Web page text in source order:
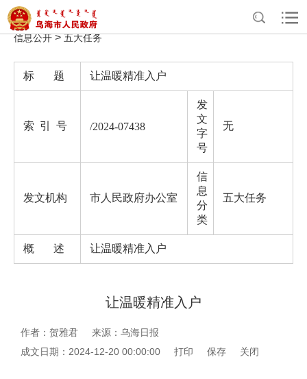
首页 >政务公开>政府信息公开
重点领域
信息公开>五大任务
标 题 让温暖精准入户
索 引 号 /2024-07438
发
文
字
号
无
发文机构 市人民政府办公室
信
息
分
类
五大任务
概 述 让温暖精准入户
让温暖精准入户
作者：贺雅君
来源：乌海日报
成文日期：2024-12-20 00:00:00
打印 保存 关闭